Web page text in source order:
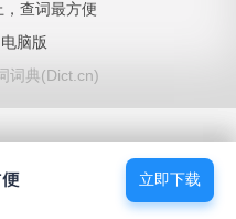
查词最方便
电脑版
词典(Dict.cn)
立即下载
立即下载